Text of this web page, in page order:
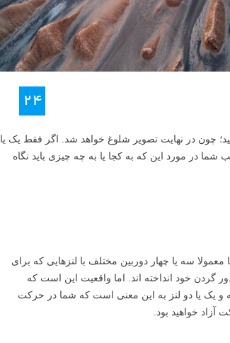
و منظره بگیرید، چون نور نرم تر است و رنگ ها زنده تر